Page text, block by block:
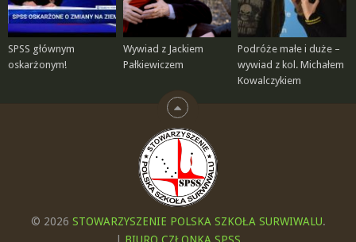
SPSS głównym
oskarżonym!
Wywiad z Jackiem
Pałkiewiczem
Podróże małe i duże –
wywiad z kol. Michałem
Kowalczykiem
© 2026 STOWARZYSZENIE POLSKA SZKOŁA SURWIWALU.